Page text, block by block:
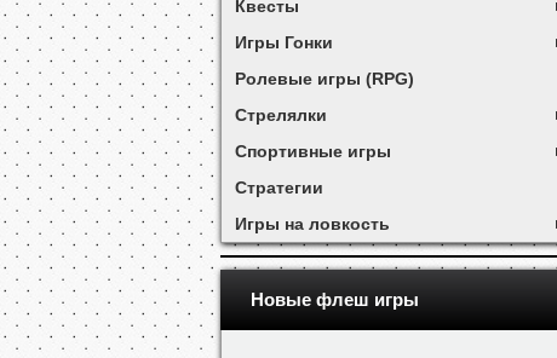
Квесты
Игры Гонки
Ролевые игры (RPG)
Стрелялки
Спортивные игры
Стратегии
Игры на ловкость
Новые флеш игры